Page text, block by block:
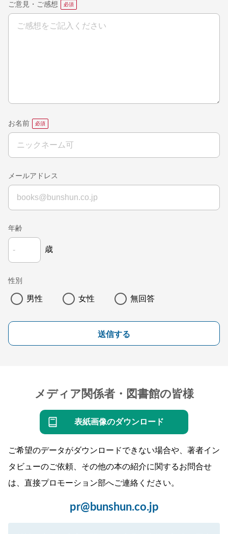
ご意見・ご感想
お名前
メールアドレス
年齢
歳
性別
男性 女性 無回答
送信する
メディア関係者・図書館の皆様
表紙画像のダウンロード
ご希望のデータがダウンロードできない場合や、著者イン
タビューのご依頼、その他の本の紹介に関するお問合せ
は、直接プロモーション部へご連絡ください。
pr@bunshun.co.jp